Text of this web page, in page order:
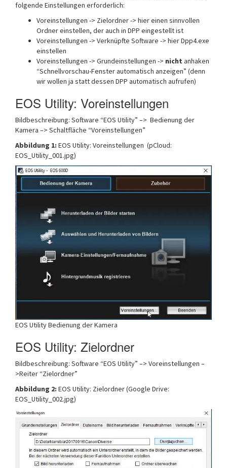
folgende Einstellungen erforderlich:
Voreinstellungen -> Zielordner -> hier einen sinnvollen
Ordner einstellen, der auch in DPP eingestellt ist
Voreinstellungen -> Verknüpfte Software -> hier Dpp4.exe
einstellen
Voreinstellungen -> Grundeinstellungen -> nicht anhaken
“Schnellvorschau-Fenster automatisch anzeigen” (denn
wir wollen ja statt dessen DPP automatisch aufrufen)
EOS Utility: Voreinstellungen
Bildbeschreibung: Software “EOS Utility” –> Bedienung der
Kamera –> Schaltfläche “Voreinstellungen”
Abbildung 1: EOS Utility: Voreinstellungen (pCloud:
EOS_Utility_001.jpg)
EOS Utility Bedienung der Kamera
EOS Utility: Zielordner
Bildbeschreibung: Software “EOS Utility” –> Voreinstellungen –
>Reiter “Zielordner”
Abbildung 2: EOS Utility: Zielordner (Google Drive:
EOS_Utility_002.jpg)